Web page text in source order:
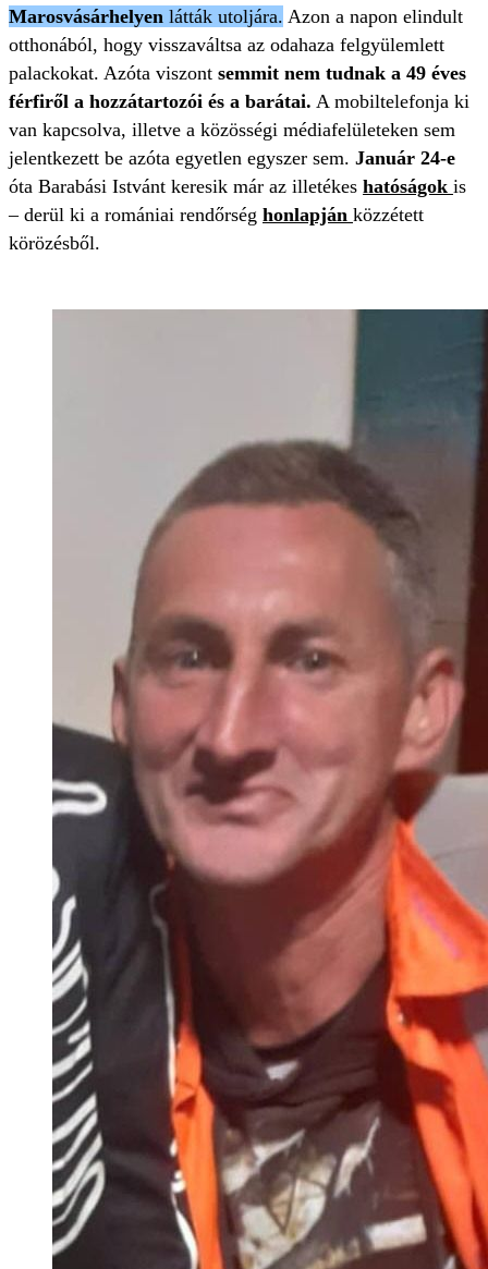
Marosvásárhelyen látták utoljára. Azon a napon elindult
otthonából, hogy visszaváltsa az odahaza felgyülemlett
palackokat. Azóta viszont semmit nem tudnak a 49 éves
férfiről a hozzátartozói és a barátai. A mobiltelefonja ki
van kapcsolva, illetve a közösségi médiafelületeken sem
jelentkezett be azóta egyetlen egyszer sem. Január 24-e
óta Barabási Istvánt keresik már az illetékes hatóságok is
– derül ki a romániai rendőrség honlapján közzétett
körözésből.